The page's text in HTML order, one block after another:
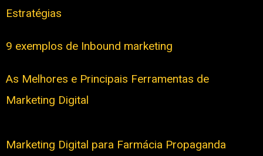
Estratégias
9 exemplos de Inbound marketing
As Melhores e Principais Ferramentas de
Marketing Digital
Marketing Digital para Farmácia Propaganda